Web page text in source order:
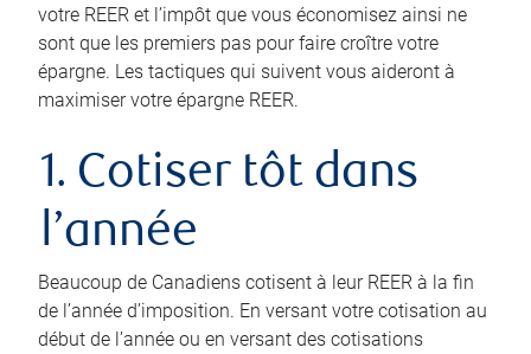
votre REER et l’impôt que vous économisez ainsi ne
sont que les premiers pas pour faire croître votre
épargne. Les tactiques qui suivent vous aideront à
maximiser votre épargne REER.
1. Cotiser tôt dans
l’année
Beaucoup de Canadiens cotisent à leur REER à la fin
de l’année d’imposition. En versant votre cotisation au
début de l’année ou en versant des cotisations